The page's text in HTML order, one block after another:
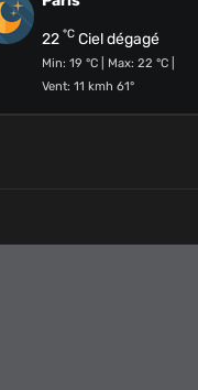
22 °CCiel dégagé
Min: 19 °C | Max: 22 °C |
Vent: 11 kmh 61°